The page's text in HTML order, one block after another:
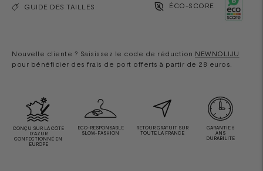
GUIDE DES TAILLES ÉCO-SCORE
Nouvelle cliente ? Saisissez le code de réduction NEWNOLIJU
pour bénéficier des frais de port offerts à partir de 28 euros.
CONÇU SUR LA CÔTE
D'AZUR
CONFECTIONNÉ EN
EUROPE
ECO-RESPONSABLE
SLOW-FASHION
RETOUR GRATUIT SUR
TOUTE LA FRANCE
GARANTIE 5
ANS
DURABILITE